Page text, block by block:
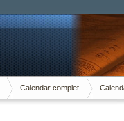
Calendar complet